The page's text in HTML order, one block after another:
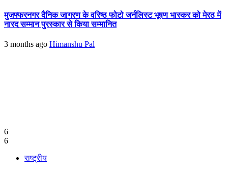
मुजफ्फरनगर दैनिक जागरण के वरिष्ठ फोटो जर्नलिस्ट भूषण भास्कर को मेरठ में
नारद सम्मान पुरस्कार से किया सम्मानित
3 months ago Himanshu Pal
6
6
राष्ट्रीय